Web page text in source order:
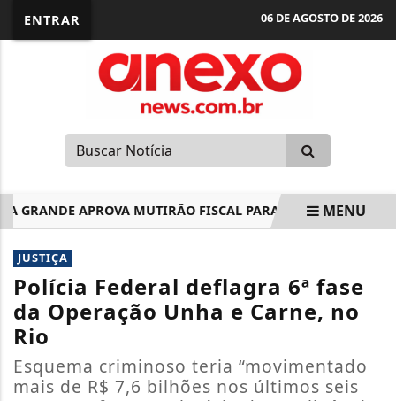
ENTRAR 06 DE AGOSTO DE 2026
APROVA MUTIRÃO FISCAL PARA NEGOCIAÇÃO DE
EM ALTA
MENU
JUSTIÇA
Polícia Federal deflagra 6ª fase
da Operação Unha e Carne, no
Rio
Esquema criminoso teria “movimentado
mais de R$ 7,6 bilhões nos últimos seis